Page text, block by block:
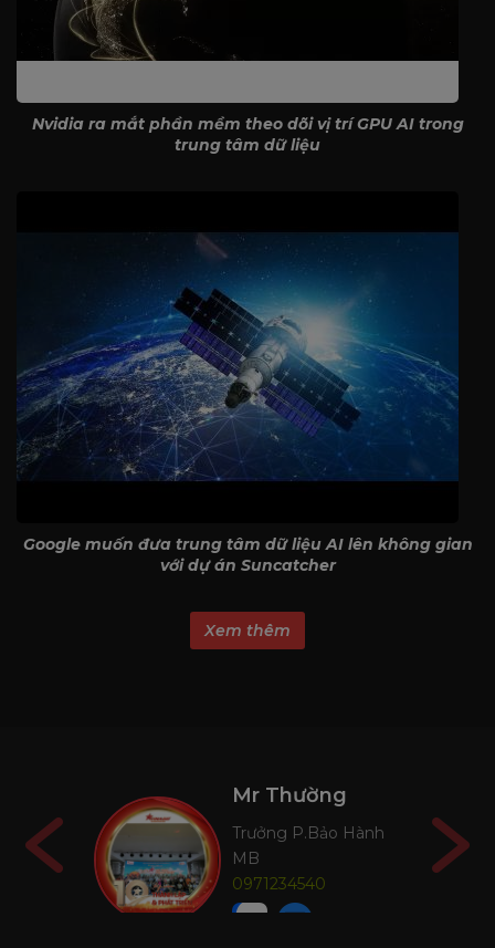
Nvidia ra mắt phần mềm theo dõi vị trí GPU AI trong
trung tâm dữ liệu
Google muốn đưa trung tâm dữ liệu AI lên không gian
với dự án Suncatcher
Xem thêm
Mr Thường
Trưởng P.Bảo Hành
MB
0971234540